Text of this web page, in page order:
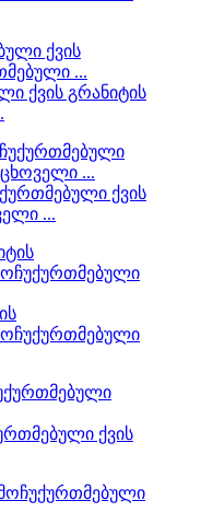
ქვის გრანიტის
ქვის
...
ქვის